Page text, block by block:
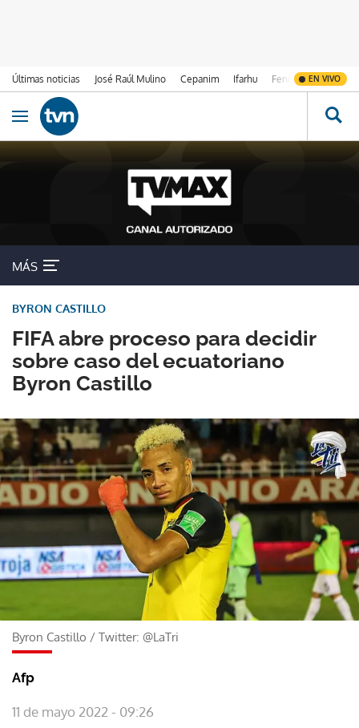
Últimas noticias José Raúl Mulino Cepanim Ifarhu Fenómeno de El
EN VIVO
Ir al contenido
Obrir navegació
MÁS
FIFA abre proceso para decidir
sobre caso del ecuatoriano
Byron Castillo
BYRON CASTILLO
Byron Castillo / Twitter: @LaTri
Afp
11 de mayo 2022 - 09:26